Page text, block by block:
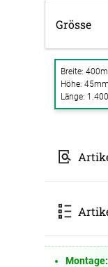
Grösse
Breite:
Höhe: 45mm
Länge:
Farben,
Art:
Montage: